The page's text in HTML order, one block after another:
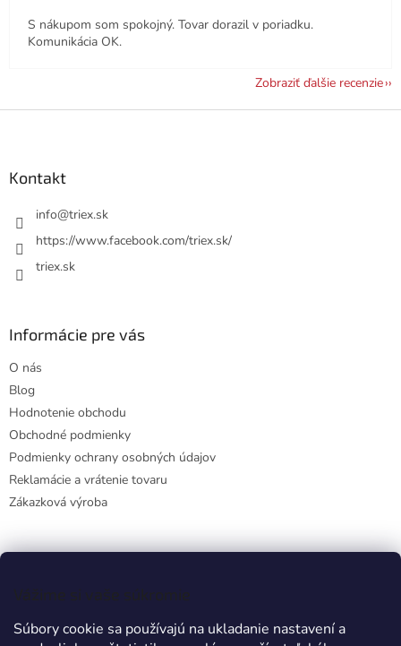
Vážime si vaše súkromie
Súbory cookie sa používajú na ukladanie nastavení a
S nákupom som spokojný. Tovar dorazil v poriadku.
Komunikácia OK.
Zobraziť ďalšie recenzie
Kontakt
info@triex.sk
https://www.facebook.com/triex.sk/
triex.sk
Informácie pre vás
O nás
Blog
Hodnotenie obchodu
Obchodné podmienky
Podmienky ochrany osobných údajov
Reklamácie a vrátenie tovaru
Zákazková výroba